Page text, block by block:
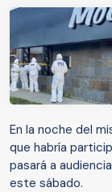
En la noche del
que habría
pasará a
este sábado.